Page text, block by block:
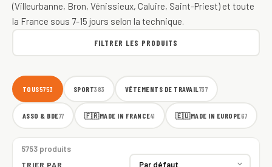
(Villeurbanne, Bron, Vénissieux, Caluire, Saint-Priest) et toute
la France sous 7-15 jours selon la technique.
FILTRER LES PRODUITS
TOUS5753 SPORT383 VÊTEMENTS DE TRAVAIL737
ASSO & BDE77 🇫🇷MADE IN FRANCE41 🇪🇺MADE IN EUROPE67
5753 produits
TRIER PAR